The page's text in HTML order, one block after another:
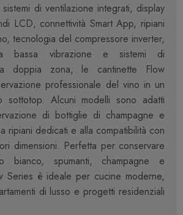
di ventilazione integrati, display
LCD, connettività Smart App, ripiani
tecnologia del compressore inverter,
a bassa vibrazione e sistemi di
a doppia zona, le cantinette Flow
professionale del vino in un
sottotop. Alcuni modelli sono adatti
di bottiglie di champagne e
ripiani dedicati e alla compatibilità con
dimensioni. Perfetta per conservare
bianco, spumanti, champagne e
Series è ideale per cucine moderne,
di lusso e progetti residenziali